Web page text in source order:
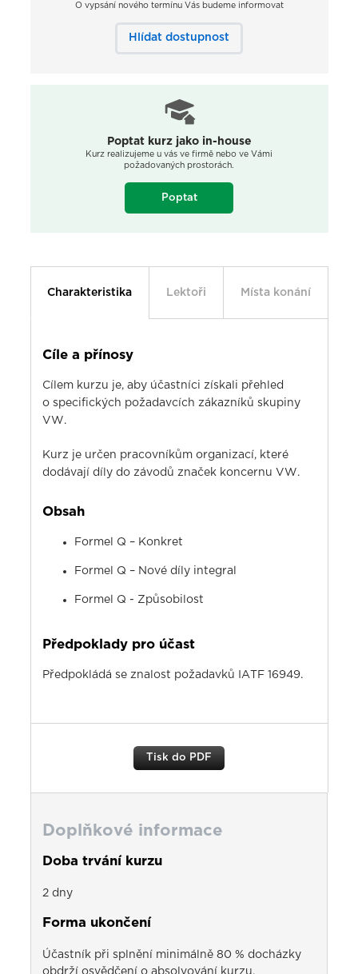
O vypsání nového termínu Vás budeme informovat
Hlídat dostupnost
Poptat kurz jako in-house
Kurz realizujeme u vás ve firmě nebo ve Vámi
požadovaných prostorách.
Poptat
Charakteristika Lektoři Místa konání
Cíle a přínosy
Cílem kurzu je, aby účastníci získali přehled
o specifických požadavcích zákazníků skupiny
VW.
Kurz je určen pracovníkům organizací, které
dodávají díly do závodů značek koncernu VW.
Obsah
Formel Q – Konkret
Formel Q – Nové díly integral
Formel Q - Způsobilost
Předpoklady pro účast
Předpokládá se znalost požadavků IATF 16949.
Tisk do PDF
Doplňkové informace
Doba trvání kurzu
2 dny
Forma ukončení
Účastník při splnění minimálně 80 % docházky
obdrží osvědčení o absolvování kurzu.